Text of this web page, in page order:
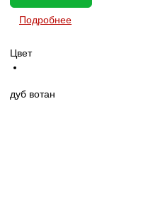
Подробнее
Цвет
дуб вотан